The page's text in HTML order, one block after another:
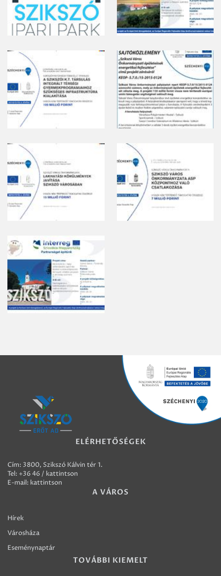
ELÉRHETŐSÉGEK
Cím: 3800, Szikszó Kálvin tér 1.
Tel: +36 46 / kattintson
E-mail: kattintson
A VÁROS
Hírek
Városháza
Eseménynaptár
TOVÁBBI KIEMELT